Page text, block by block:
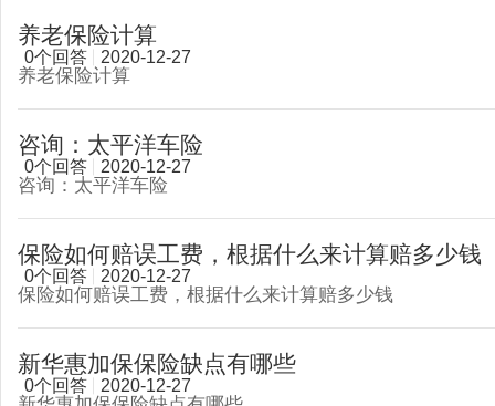
养老保险计算
0个回答 2020-12-27
养老保险计算
咨询：太平洋车险
0个回答 2020-12-27
咨询：太平洋车险
保险如何赔误工费，根据什么来计算赔多少钱
0个回答 2020-12-27
保险如何赔误工费，根据什么来计算赔多少钱
新华惠加保保险缺点有哪些
0个回答 2020-12-27